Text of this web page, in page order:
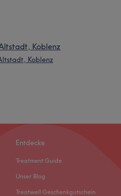
Koblenz
Koblenz
Entdecke
Treatment Guide
Unser Blog
Treatwell Geschenkgutschein